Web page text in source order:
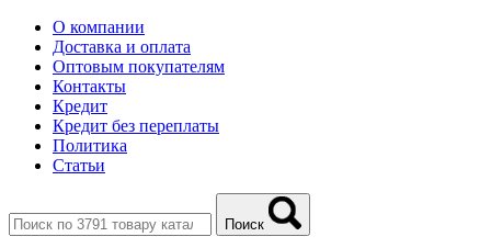
О компании
Доставка и оплата
Оптовым покупателям
Контакты
Кредит
Кредит без переплаты
Политика
Статьи
Поиск